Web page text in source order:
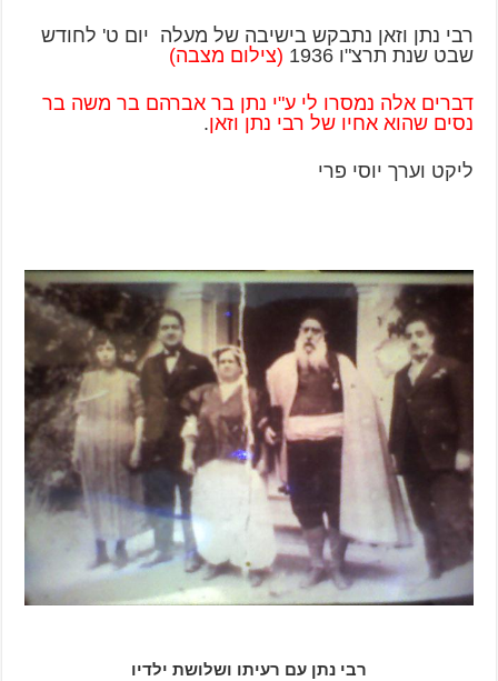
רבי נתן וזאן נתבקש בישיבה של מעלה יום ט' לחודש
שבט שנת תרצ"ו 1936
(צילום מצבה)
דברים אלה נמסרו לי ע"י נתן בר אברהם בר משה בר
נסים שהוא אחיו של רבי נתן וזאן.
ליקט וערך יוסי פרי
רבי נתן עם רעיתו ושלושת ילדיו